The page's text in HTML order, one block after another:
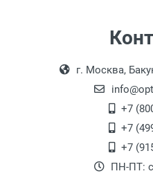
Самовывоз.
наличными
выдачи товара.
18:00, по
офисе по
второй этаж, тел.
После того, как
выдачи, наш
клиентом и
г. Москва,
+7
+7
+7
ПН-ПТ: